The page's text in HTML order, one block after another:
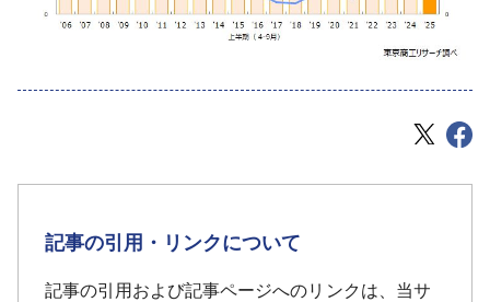
記事の引用・リンクについて
記事の引用および記事ページへのリンクは、当サ